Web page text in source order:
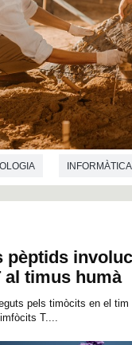
INFORMÀTICA
pèptids
timus humà
pels timòcits en el
T....